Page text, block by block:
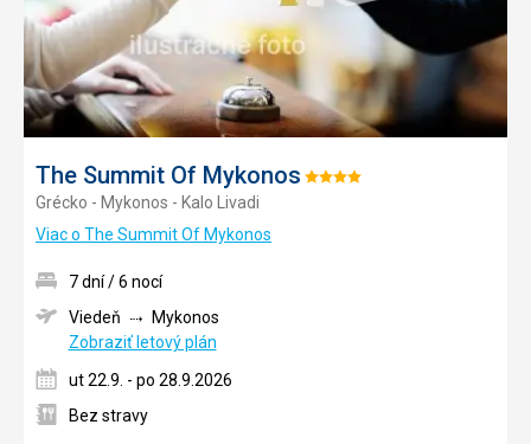
The Summit Of Mykonos Hodnotenie:
Grécko - Mykonos - Kalo Livadi
Viac o The Summit Of Mykonos
7 dní / 6 nocí
Viedeň
Mykonos
Zobraziť letový plán
ut 22.9. - po 28.9.2026
Bez stravy